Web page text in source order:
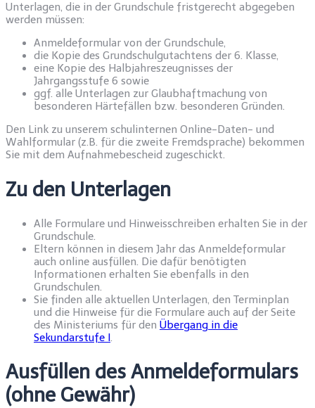
Unterlagen, die in der Grundschule fristgerecht abgegeben
werden müssen:
Anmeldeformular von der Grundschule,
die Kopie des Grundschulgutachtens der 6. Klasse,
eine Kopie des Halbjahreszeugnisses der
Jahrgangsstufe 6 sowie
ggf. alle Unterlagen zur Glaubhaftmachung von
besonderen Härtefällen bzw. besonderen Gründen.
Den Link zu unserem schulinternen Online-Daten- und
Wahlformular (z.B. für die zweite Fremdsprache) bekommen
Sie mit dem Aufnahmebescheid zugeschickt.
Zu den Unterlagen
Alle Formulare und Hinweisschreiben erhalten Sie in der
Grundschule.
Eltern können in diesem Jahr das Anmeldeformular
auch online ausfüllen. Die dafür benötigten
Informationen erhalten Sie ebenfalls in den
Grundschulen.
Sie finden alle aktuellen Unterlagen, den Terminplan
und die Hinweise für die Formulare auch auf der Seite
des Ministeriums für den Übergang in die
Sekundarstufe I.
Ausfüllen des Anmeldeformulars
(ohne Gewähr)